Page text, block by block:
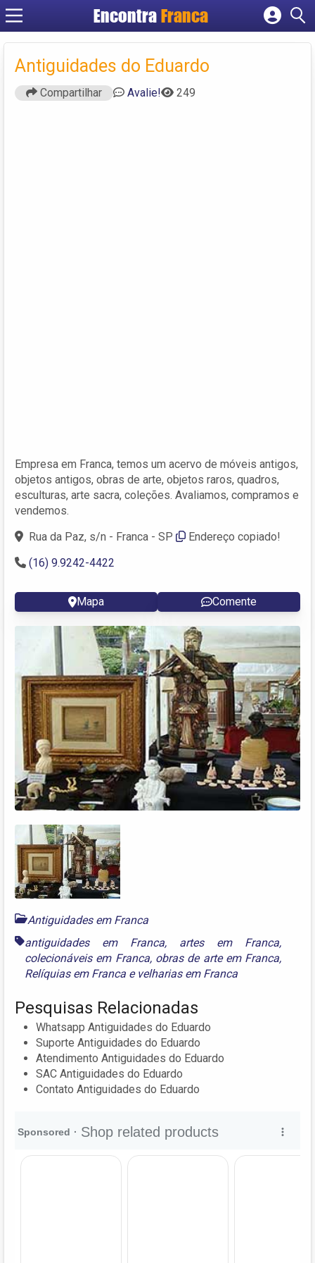
Encontra Franca
Cadastrar empresa
Criar conta
Antiguidades do Eduardo
Compartilhar Avalie! 249
Empresa em Franca, temos um acervo de móveis antigos,
objetos antigos, obras de arte, objetos raros, quadros,
esculturas, arte sacra, coleções. Avaliamos, compramos e
vendemos.
Rua da Paz, s/n - Franca - SP
Endereço copiado!
(16) 9.9242-4422
Mapa Comente
Antiguidades em Franca
antiguidades em Franca, artes em Franca,
colecionáveis em Franca, obras de arte em Franca,
Relíquias em Franca e velharias em Franca
Pesquisas Relacionadas
Whatsapp Antiguidades do Eduardo
Suporte Antiguidades do Eduardo
Atendimento Antiguidades do Eduardo
SAC Antiguidades do Eduardo
Contato Antiguidades do Eduardo